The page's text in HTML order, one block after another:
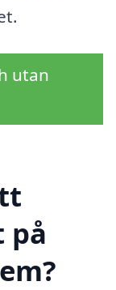
utan
på